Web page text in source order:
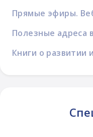
Прямые эфиры.
Полезные адреса
Книги о развитии